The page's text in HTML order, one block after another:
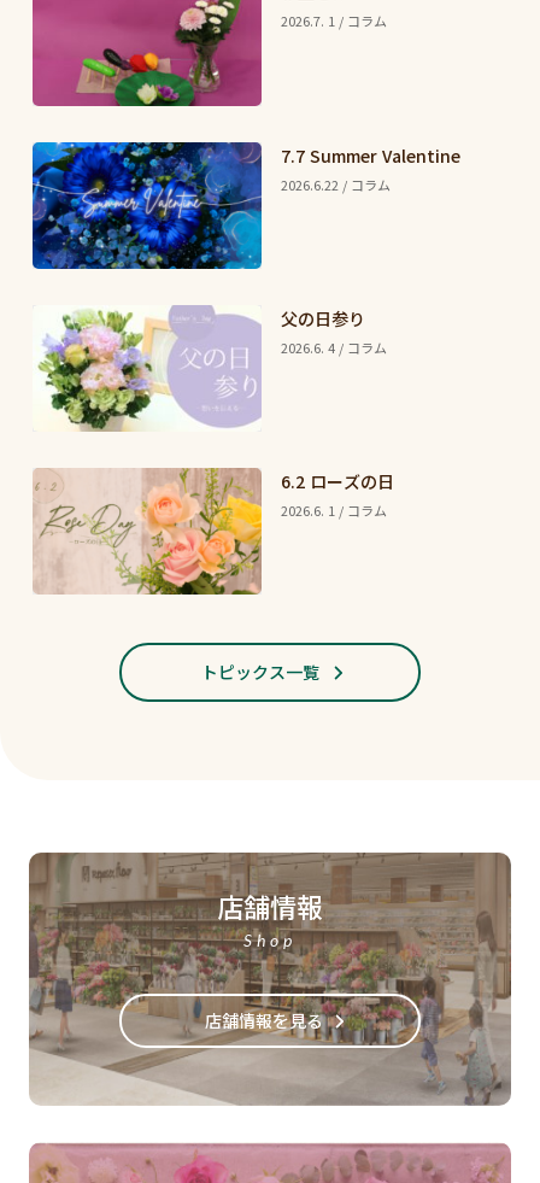
2026.7. 1 / コラム
7.7 Summer Valentine
2026.6.22 / コラム
父の日参り
2026.6. 4 / コラム
6.2 ローズの日
2026.6. 1 / コラム
トピックス一覧
店舗情報
Shop
店舗情報を見る